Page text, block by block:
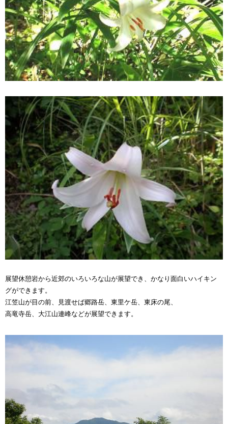
展望休憩岩から近郊のいろいろな山が展望でき、かなり面白いハイキン
グができます。
江笠山が目の前、見渡せば郷路岳、東里ケ岳、東床の尾、
高竜寺岳、大江山連峰などが展望できます。